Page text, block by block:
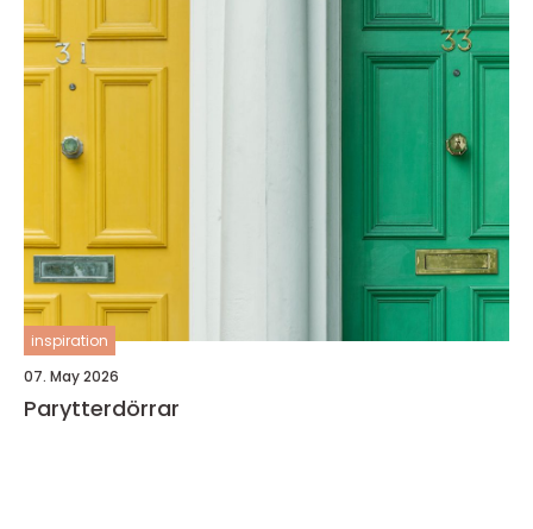
inspiration
07. May 2026
Parytterdörrar